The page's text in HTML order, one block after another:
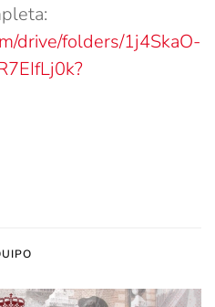
drive/folders/1j4SkaO-